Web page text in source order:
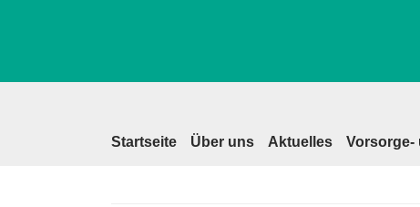
Startseite Über uns Aktuelles Vorsorge-